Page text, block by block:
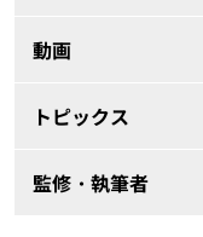
動画
トピックス
監修・執筆者